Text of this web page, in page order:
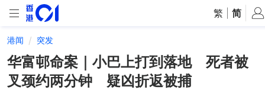
繁 简
港闻 突发
华富邨命案｜小巴上打到落地 死者被
叉颈约两分钟 疑凶折返被捕